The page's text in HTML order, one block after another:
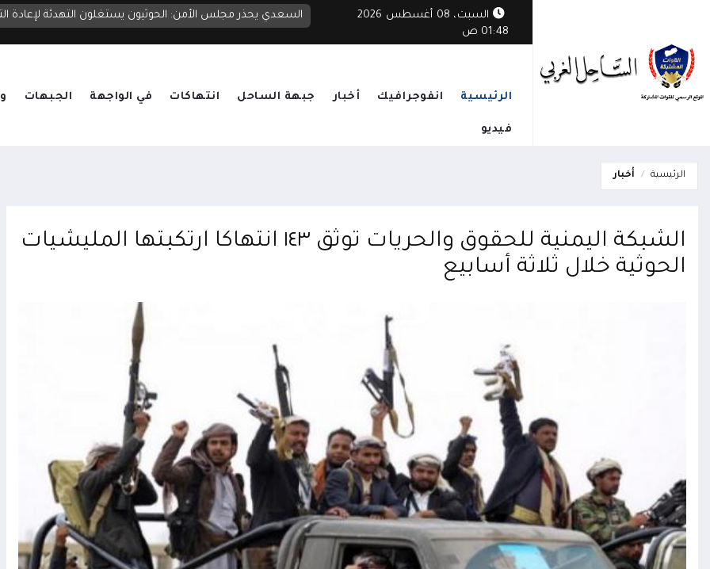
السبت، 08 أغسطس 2026
01:48 ص
السعدي يحذر مجلس الأمن: الحوثيون يستغلون التهدئة لإعادة
الرئيسية انفوجرافيك أخبار جبهة الساحل انتهاكات في الواجهة الجبهات
فيديو
الرئيسية أخبار
الشبكة اليمنية للحقوق والحريات توثق ١٤٣ انتهاكا ارتكبتها المليشيات
الحوثية خلال ثلاثة أسابيع